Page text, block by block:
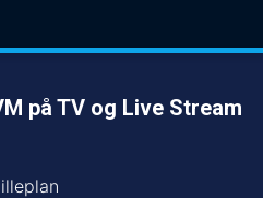
på TV og Live Stream